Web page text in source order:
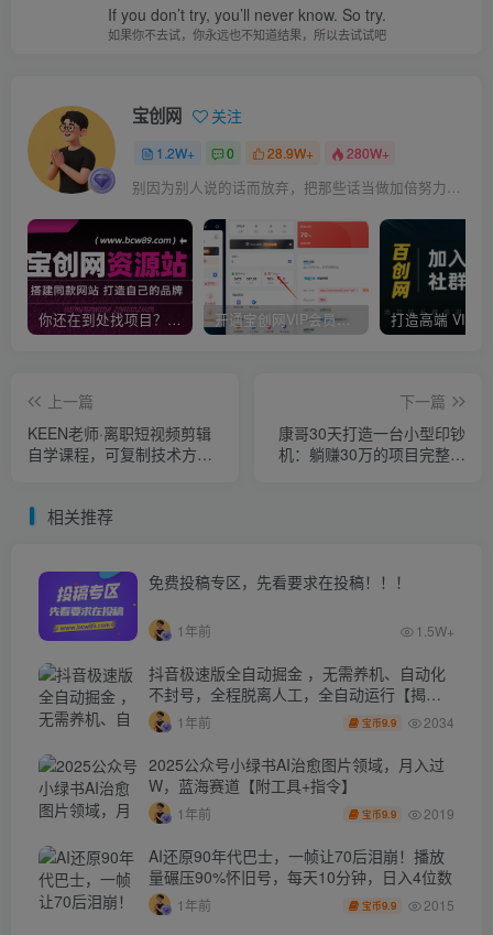
If you don’t try, you’ll never know. So try.
如果你不去试，你永远也不知道结果，所以去试试吧
宝创网 关注
1.2W+ 0 28.9W+ 280W+
别因为别人说的话而放弃，把那些话当做加倍努力的动力
你还在到处找项目？还在当韭菜？我靠卖项目一个月收入5万+，曾经我也是个失败者。 开通宝创网VIP会员，尊享全站资源免费下载，享70%的推广提成！！【限时五折优惠】
上一篇
KEEN老师·离职短视频剪辑
自学课程，可复制技术方法
下一篇
康哥30天打造一台小型印钞
机：躺赚30万的项目完整复
相关推荐
免费投稿专区，先看要求在投稿！！！
1年前 1.5W+
抖音极速版全自动掘金 ，无需养机、自动化
不封号，全程脱离人工，全自动运行【揭
秘】 1年前 宝币9.9 2034
2025公众号小绿书AI治愈图片领域，月入过
W，蓝海赛道【附工具+指令】
1年前 宝币9.9 2019
AI还原90年代巴士，一帧让70后泪崩！播放
量碾压90%怀旧号，每天10分钟，日入4位数
1年前 宝币9.9 2015